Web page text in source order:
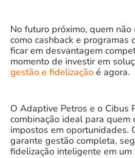
No futuro próximo, quem não
como cashback e programas
ficar em desvantagem
momento de investir em
gestão e fidelização é agora.
O Adaptive Petros e o Cibus
combinação ideal para quem
impostos em oportunidades.
garante gestão completa,
fidelização inteligente em um